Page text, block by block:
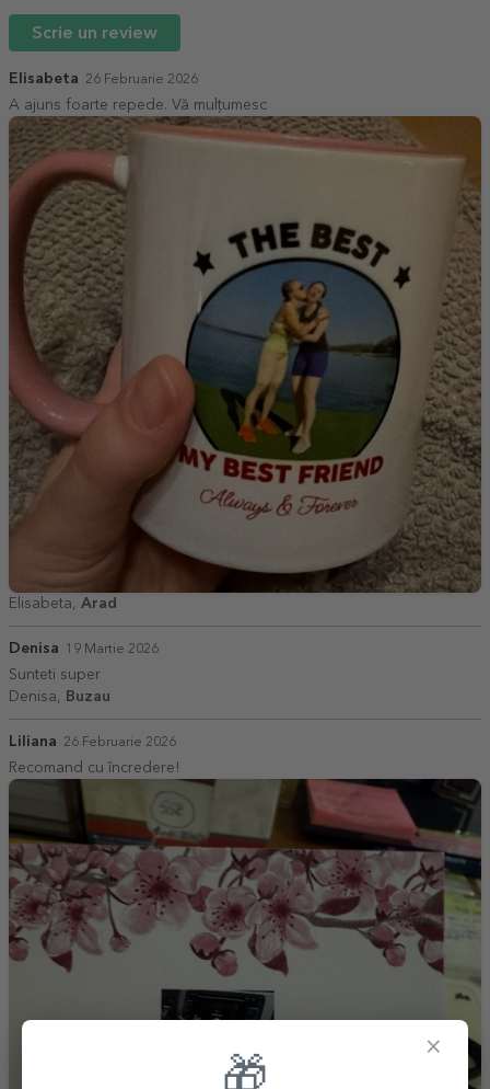
Scrie un review
Elisabeta 26 Februarie 2026
A ajuns foarte repede. Vă mulțumesc
Elisabeta, Arad
Denisa 19 Martie 2026
Sunteti super
Denisa,
Buzau
Liliana 26 Februarie 2026
Recomand cu încredere!
×
🎁